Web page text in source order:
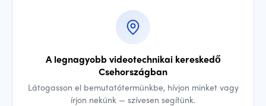
A legnagyobb videotechnikai kereskedő
Csehországban
Látogasson el bemutatótermünkbe, hívjon minket vagy
írjon nekünk — szívesen segítünk.